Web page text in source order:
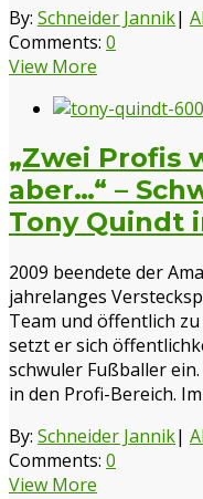
By: Schneider Jannik|
Comments: 0
View More
„Zwei Profis
aber…“ –
Tony Quindt
2009 beendete der
jahrelanges
Team und öffentlich
setzt er sich
schwuler Fußballer
in den Profi-Bereich.
By: Schneider Jannik|
Comments: 0
View More